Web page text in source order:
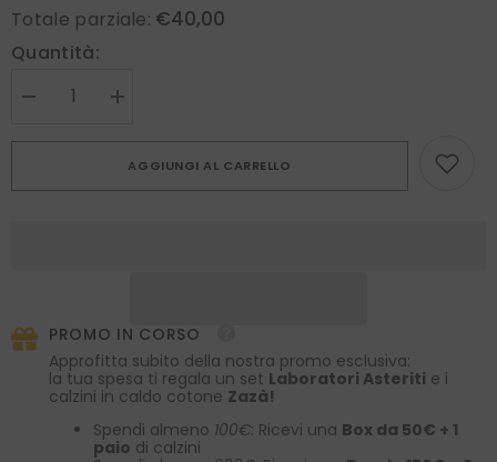
Totale parziale: €40,00
Quantità:
Diminuire
da
Aumenta
Fazzoletto
da
AGGIUNGI AL CARRELLO
PROMO IN CORSO
Approfitta subito della nostra promo esclusiva:
la tua spesa ti regala un set Laboratori Asteriti e i
calzini in caldo cotone Zazà!
Spendi almeno 100€: Ricevi una Box da 50€ + 1
paio di calzini